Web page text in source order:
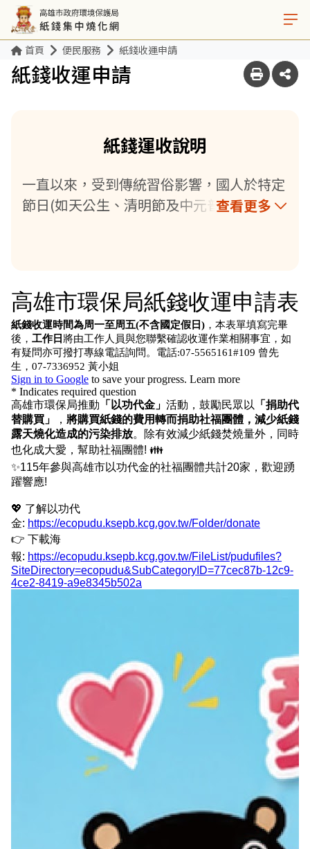
首頁 便民服務 紙錢收運申請
紙錢收運申請
紙錢運收說明
查看更多
一直以來，受到傳統習俗影響，國人於特定
節日(如天公生、清明節及中元普渡等)及農
實減少紙錢燃燒對環境的影響，自110年農
曆2月1日(110年3月13日)起開始推動收運民
眾於農曆初一、初二、十五、十六等時間祭
祀後所產生的紙錢，藉以降低紙錢露天燃燒
產生的影響。
自111年起，配合高雄市平安及如意兩座環
保金爐落成啟用，將紙錢集中燒活動擴大為
全年度活動，各單位於平日有收運紙錢需求
時，可透過專線電話預約或網路預約申請，
期間則維持由各區清潔隊協助收運方式，以
確保整體收運效率。
民眾於平日如有收運紙錢需求應提早至少5
特定節日(如天公生、清明節及中元普渡等)
的紙錢收運則由各轄區清潔隊協助收運，請
民眾優先聯繫各區清潔隊。
電話預約：民眾如有紙錢收運之需求時可直
接以專線電話(07-7336952或07-
5565161#110)聯繫工作人員，並由工作人
員登記各項基本資料，並由工作人員安排收